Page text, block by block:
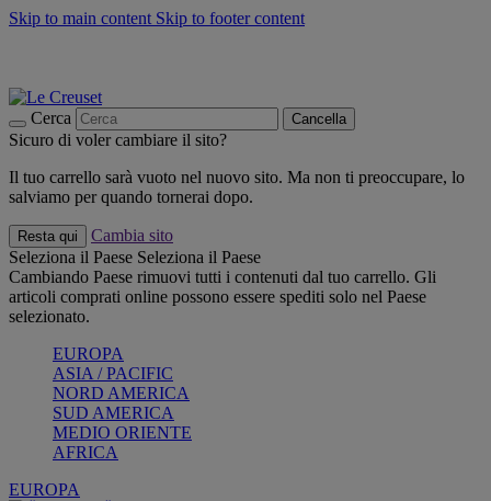
Skip to main content Skip to footer content
Cerca Cancella
Sicuro di voler cambiare il sito?
Il tuo carrello sarà vuoto nel nuovo sito. Ma non ti preoccupare, lo
salviamo per quando tornerai dopo.
Resta qui
Cambia sito
Seleziona il Paese Seleziona il Paese
Cambiando Paese rimuovi tutti i contenuti dal tuo carrello. Gli
articoli comprati online possono essere spediti solo nel Paese
selezionato.
EUROPA
ASIA / PACIFIC
NORD AMERICA
SUD AMERICA
MEDIO ORIENTE
AFRICA
EUROPA